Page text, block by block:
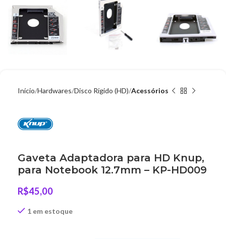
Início Hardwares Disco Rígido (HD) Acessórios
Gaveta Adaptadora para HD Knup,
para Notebook 12.7mm – KP-HD009
R$45,00
1 em estoque